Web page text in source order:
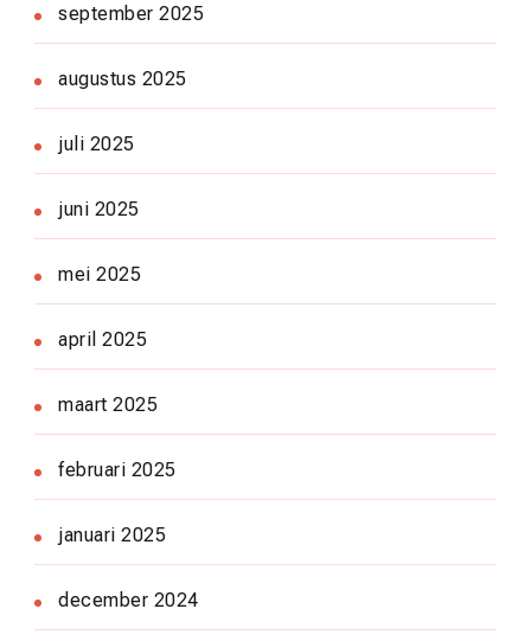
september 2025
augustus 2025
juli 2025
juni 2025
mei 2025
april 2025
maart 2025
februari 2025
januari 2025
december 2024